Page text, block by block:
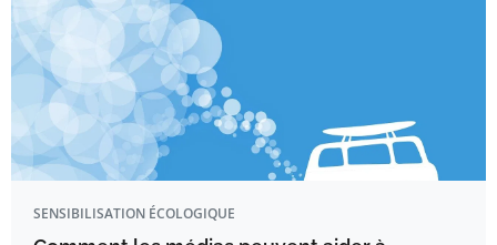
SENSIBILISATION ÉCOLOGIQUE